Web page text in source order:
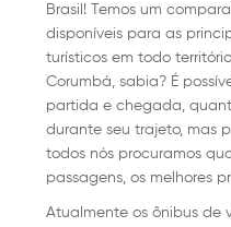
Brasil! Temos um
disponíveis para as
turísticos em todo
Corumbá, sabia? É
partida e chegada,
durante seu trajeto, mas
todos nós procuramos
passagens, os melhores
Atualmente os ônibus de